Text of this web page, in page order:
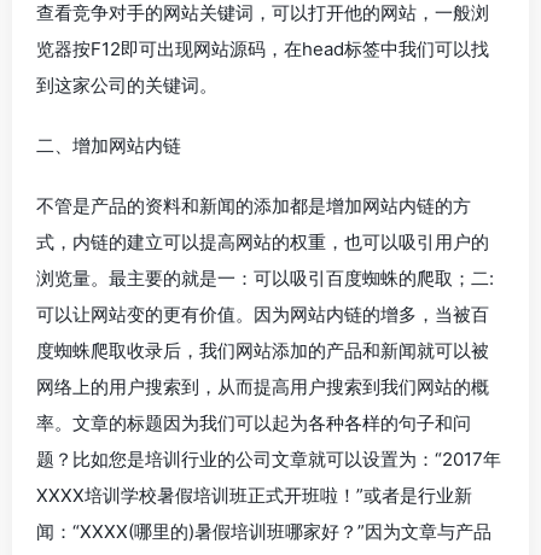
查看竞争对手的网站关键词，可以打开他的网站，一般浏
览器按F12即可出现网站源码，在head标签中我们可以找
到这家公司的关键词。
二、增加网站内链
不管是产品的资料和新闻的添加都是增加网站内链的方
式，内链的建立可以提高网站的权重，也可以吸引用户的
浏览量。最主要的就是一：可以吸引百度蜘蛛的爬取；二:
可以让网站变的更有价值。因为网站内链的增多，当被百
度蜘蛛爬取收录后，我们网站添加的产品和新闻就可以被
网络上的用户搜索到，从而提高用户搜索到我们网站的概
率。文章的标题因为我们可以起为各种各样的句子和问
题？比如您是培训行业的公司文章就可以设置为：“2017年
XXXX培训学校暑假培训班正式开班啦！”或者是行业新
闻：“XXXX(哪里的)暑假培训班哪家好？”因为文章与产品